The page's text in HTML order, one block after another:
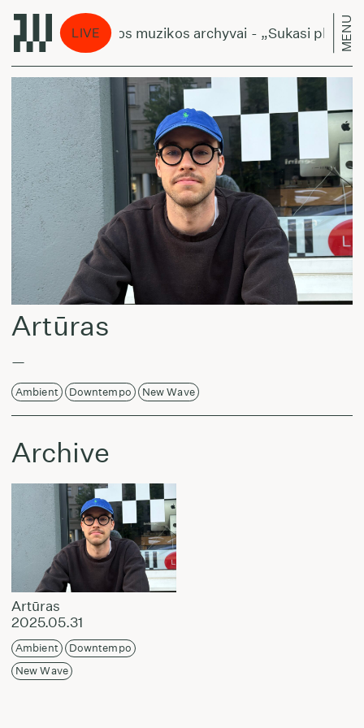
LIVE
Lietuviškos muzikos archyvai - „Sukasi MENU
Artūras
—
Ambient Downtempo New Wave
Archive
Artūras
2025.05.31
Ambient
Downtempo
New Wave